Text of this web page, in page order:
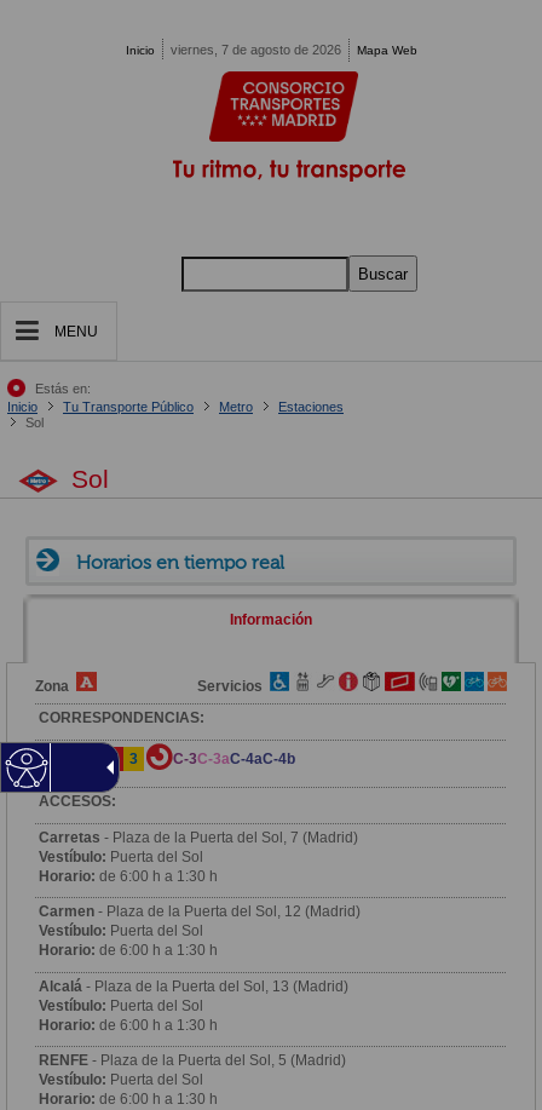
Inicio viernes, 7 de agosto de 2026 Mapa Web
Buscar
MENU
Estás en:
Inicio
Tu Transporte Público Metro
Estaciones
Sol
Sol
Horarios en tiempo real
Información
Zona
Servicios
CORRESPONDENCIAS:
2 3 C-3C-3aC-4aC-4b
ACCESOS:
Carretas - Plaza de la Puerta del Sol, 7 (Madrid)
Vestíbulo: Puerta del Sol
Horario: de 6:00 h a 1:30 h
Carmen - Plaza de la Puerta del Sol, 12 (Madrid)
Vestíbulo: Puerta del Sol
Horario: de 6:00 h a 1:30 h
Alcalá - Plaza de la Puerta del Sol, 13 (Madrid)
Vestíbulo: Puerta del Sol
Horario: de 6:00 h a 1:30 h
RENFE - Plaza de la Puerta del Sol, 5 (Madrid)
Vestíbulo: Puerta del Sol
Horario: de 6:00 h a 1:30 h